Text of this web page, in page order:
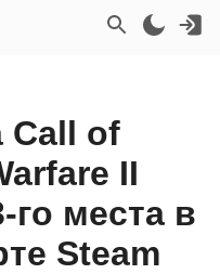
Call of
II
го места в
Steam